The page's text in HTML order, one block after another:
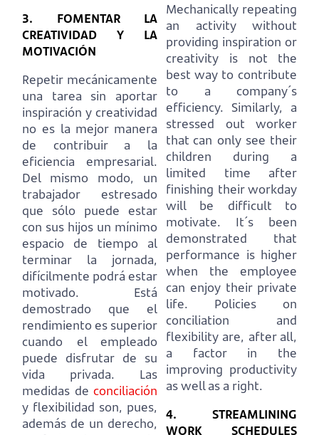
3. FOMENTAR LA
CREATIVIDAD Y LA
MOTIVACIÓN
Repetir mecánicamente
una tarea sin aportar
inspiración y creatividad
no es la mejor manera
de contribuir a la
eficiencia empresarial.
Del mismo modo, un
trabajador estresado
que sólo puede estar
con sus hijos un mínimo
espacio de tiempo al
terminar la jornada,
difícilmente podrá estar
motivado.
Está
demostrado que el
rendimiento es superior
cuando el empleado
puede disfrutar de su
vida privada.
Las
medidas de conciliación
y flexibilidad son, pues,
además de un derecho,
Mechanically repeating
an activity without
providing inspiration or
creativity is not the
best way to contribute
to a company´s
efficiency. Similarly, a
stressed out worker
that can only see their
children during a
limited time after
finishing their workday
will be difficult to
motivate.
It´s been
demonstrated that
performance is higher
when the employee
can enjoy their private
life.
Policies on
conciliation and
flexibility are, after all,
a factor in the
improving productivity
as well as a right.
4. STREAMLINING
WORK SCHEDULES